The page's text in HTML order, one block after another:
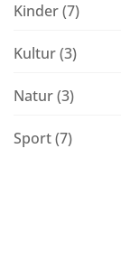
Kinder(7)
Kultur(3)
Natur(3)
Sport(7)